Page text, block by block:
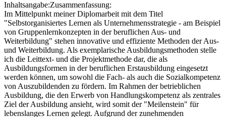
Inhaltsangabe:Zusammenfassung:
Im Mittelpunkt meiner Diplomarbeit mit dem Titel
"Selbstorganisiertes Lernen als Unternehmensstrategie - am Beispiel
von Gruppenlernkonzepten in der beruflichen Aus- und
Weiterbildung" stehen innovative und effiziente Methoden der Aus-
und Weiterbildung. Als exemplarische Ausbildungsmethoden stelle
ich die Leittext- und die Projektmethode dar, die als
Ausbildungsformen in der beruflichen Erstausbildung eingesetzt
werden können, um sowohl die Fach- als auch die Sozialkompetenz
von Auszubildenden zu fördern. Im Rahmen der betrieblichen
Ausbildung, die den Erwerb von Handlungskompetenz als zentrales
Ziel der Ausbildung ansieht, wird somit der "Meilenstein" für
lebenslanges Lernen gelegt. Aufgrund der zunehmenden